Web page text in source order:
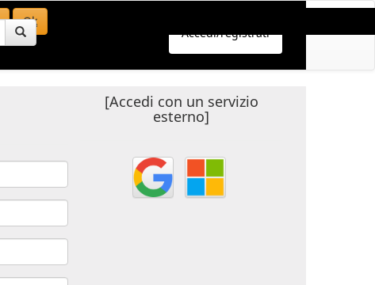
Ok
Accedi/registrati
[Accedi con un servizio
esterno]